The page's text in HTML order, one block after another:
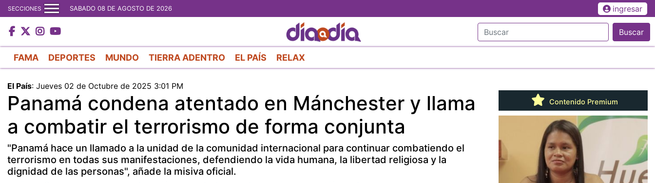
al
contenido
principal
SECCIONES SABADO 08 DE AGOSTO DE 2026 ingresar
Buscar
FAMA DEPORTES MUNDO TIERRA ADENTRO EL PAÍS RELAX
El País: Jueves 02 de Octubre de 2025 3:01 PM
Panamá condena atentado en Mánchester y llama
a combatir el terrorismo de forma conjunta
"Panamá hace un llamado a la unidad de la comunidad internacional para continuar combatiendo el
terrorismo en todas sus manifestaciones, defendiendo la vida humana, la libertad religiosa y la
dignidad de las personas", añade la misiva oficial.
Contenido Premium